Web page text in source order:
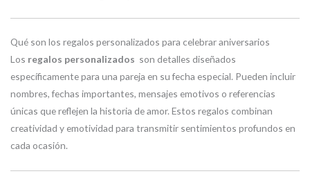
Qué son los regalos personalizados para celebrar aniversarios
Los regalos personalizados son detalles diseñados
específicamente para una pareja en su fecha especial. Pueden incluir
nombres, fechas importantes, mensajes emotivos o referencias
únicas que reflejen la historia de amor. Estos regalos combinan
creatividad y emotividad para transmitir sentimientos profundos en
cada ocasión.